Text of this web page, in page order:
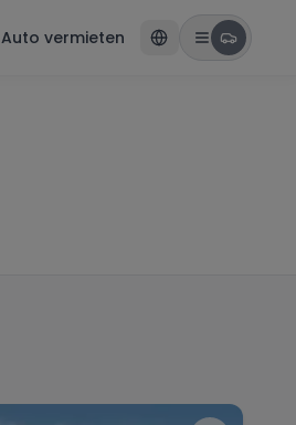
Auto vermieten